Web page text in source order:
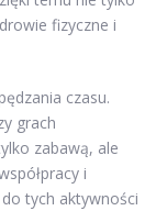
fizyczne i
czasu.
grach
zabawą, ale
i
tych aktywności